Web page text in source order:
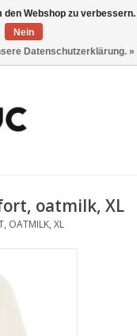
0 Artikel - CHF 0,00
oatmilk, XL
OATMILK, XL
Webshop zu verbessern.
Nein
Datenschutzerklärung. »